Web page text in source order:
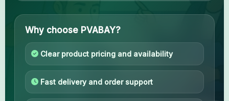
支持
Google Voice
Why choose PVABAY?
Clear product pricing and availability
Fast delivery and order support